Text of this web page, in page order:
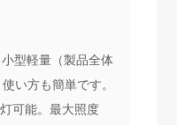
型軽量（製品全体
い方も簡単です。
可能。最大照度